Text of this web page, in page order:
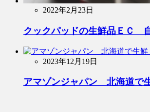
2022年2月23日
クックパッドの生鮮品ＥＣ
2023年12月19日
アマゾンジャパン 北海道で